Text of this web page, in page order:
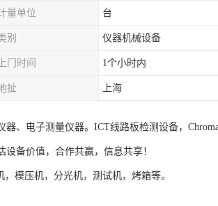
量单位 台
别 仪器机械设备
上门时间 1个小时内
扯 上海
、电子测量仪器。ICT线路板检测设备，
备价值，合作共赢，信息共享！
模压机，分光机，测试机，烤箱等。